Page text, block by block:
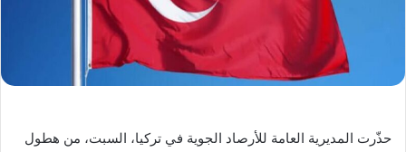
حذّرت المديرية العامة للأرصاد الجوية في تركيا، السبت، من هطول